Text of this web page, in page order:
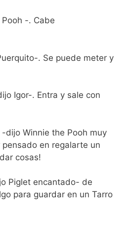
-. Cabe
. Se puede meter y
Igor-. Entra y sale con
-dijo Winnie the Pooh muy
en regalarte un
cosas!
Piglet encantado- de
para guardar en un Tarro